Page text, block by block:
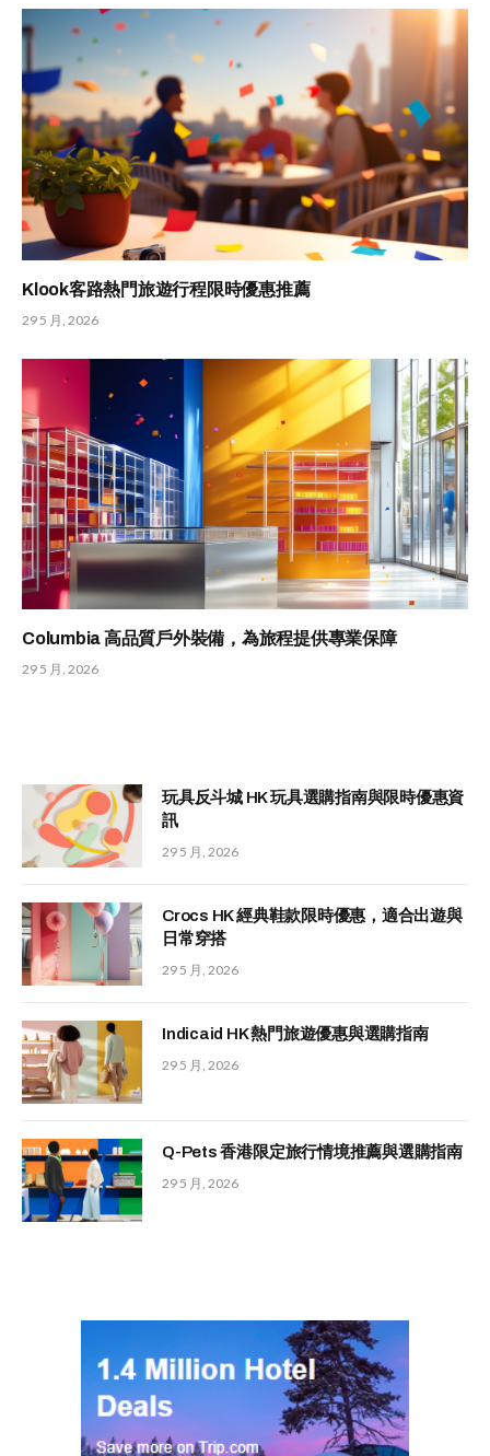
Klook客路熱門旅遊行程限時優惠推薦
29 5 月, 2026
Columbia 高品質戶外裝備，為旅程提供專業保障
29 5 月, 2026
玩具反斗城 HK 玩具選購指南與限時優惠資
訊
29 5 月, 2026
Crocs HK 經典鞋款限時優惠，適合出遊與
日常穿搭
29 5 月, 2026
Indicaid HK 熱門旅遊優惠與選購指南
29 5 月, 2026
Q-Pets 香港限定旅行情境推薦與選購指南
29 5 月, 2026